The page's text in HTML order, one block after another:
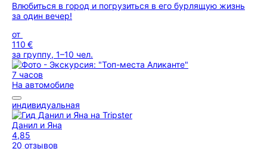
Влюбиться в город и погрузиться в его бурлящую жизнь
за один вечер!
от
110 €
за группу, 1–10 чел.
7 часов
На автомобиле
индивидуальная
Данил и Яна
4,85
20 отзывов